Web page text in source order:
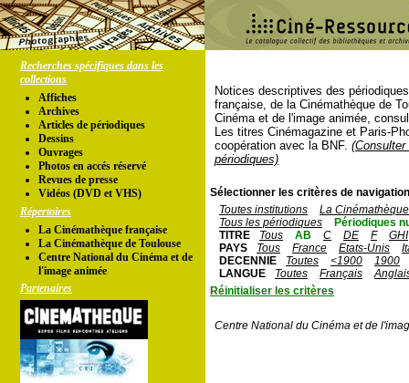
Recherches spécifiques dans les
collections
Affiches
Archives
Articles de périodiques
Dessins
Ouvrages
Photos en accés réservé
Revues de presse
Vidéos (DVD et VHS)
Répertoires
La Cinémathèque française
La Cinémathèque de Toulouse
Centre National du Cinéma et de
l'image animée
Partenaires
Notices descriptives des
française, de la Cinémathèque de
Cinéma et de l'image animée,
Les titres Cinémagazine et Paris-
coopération avec la BNF.
périodiques)
Sélectionner les critères de
Toutes institutions
La
Tous les périodiques
Périodiques
TITRE
Tous AB C DE F
GHI
PAYS
Tous France Etats-Unis
DECENNIE
Toutes <1900
1900
LANGUE
Toutes Français
Réinitialiser les critères
Centre National du Cinéma et de